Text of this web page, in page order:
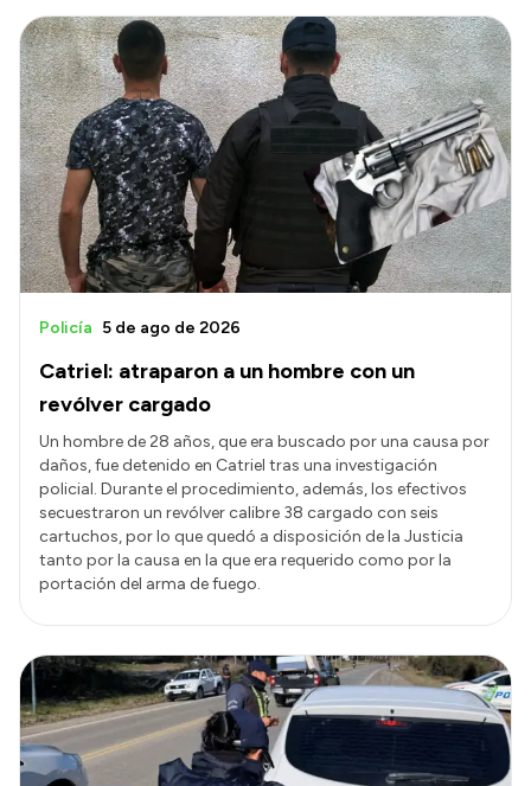
Catriel: atraparon a un hombre con un
revólver cargado
Policía 5 de ago de 2026
Un hombre de 28 años, que era buscado por una causa por
daños, fue detenido en Catriel tras una investigación
policial. Durante el procedimiento, además, los efectivos
secuestraron un revólver calibre 38 cargado con seis
cartuchos, por lo que quedó a disposición de la Justicia
tanto por la causa en la que era requerido como por la
portación del arma de fuego.